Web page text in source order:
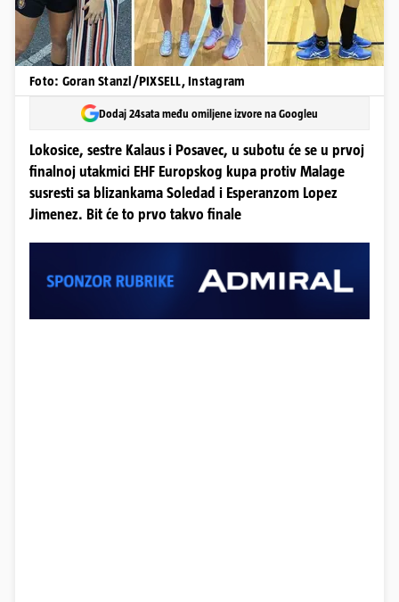
Foto: Goran Stanzl/PIXSELL, Instagram
Dodaj 24sata među omiljene izvore na Googleu
Lokosice, sestre Kalaus i Posavec, u subotu će se u prvoj
finalnoj utakmici EHF Europskog kupa protiv Malage
susresti sa blizankama Soledad i Esperanzom Lopez
Jimenez. Bit će to prvo takvo finale